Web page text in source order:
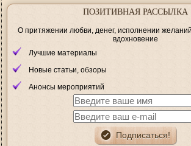
ПОЗИТИВНАЯ РАССЫЛКА
О притяжении любви, денег, исполнении
вдохновение
Лучшие материалы
Новые статьи, обзоры
Анонсы мероприятий